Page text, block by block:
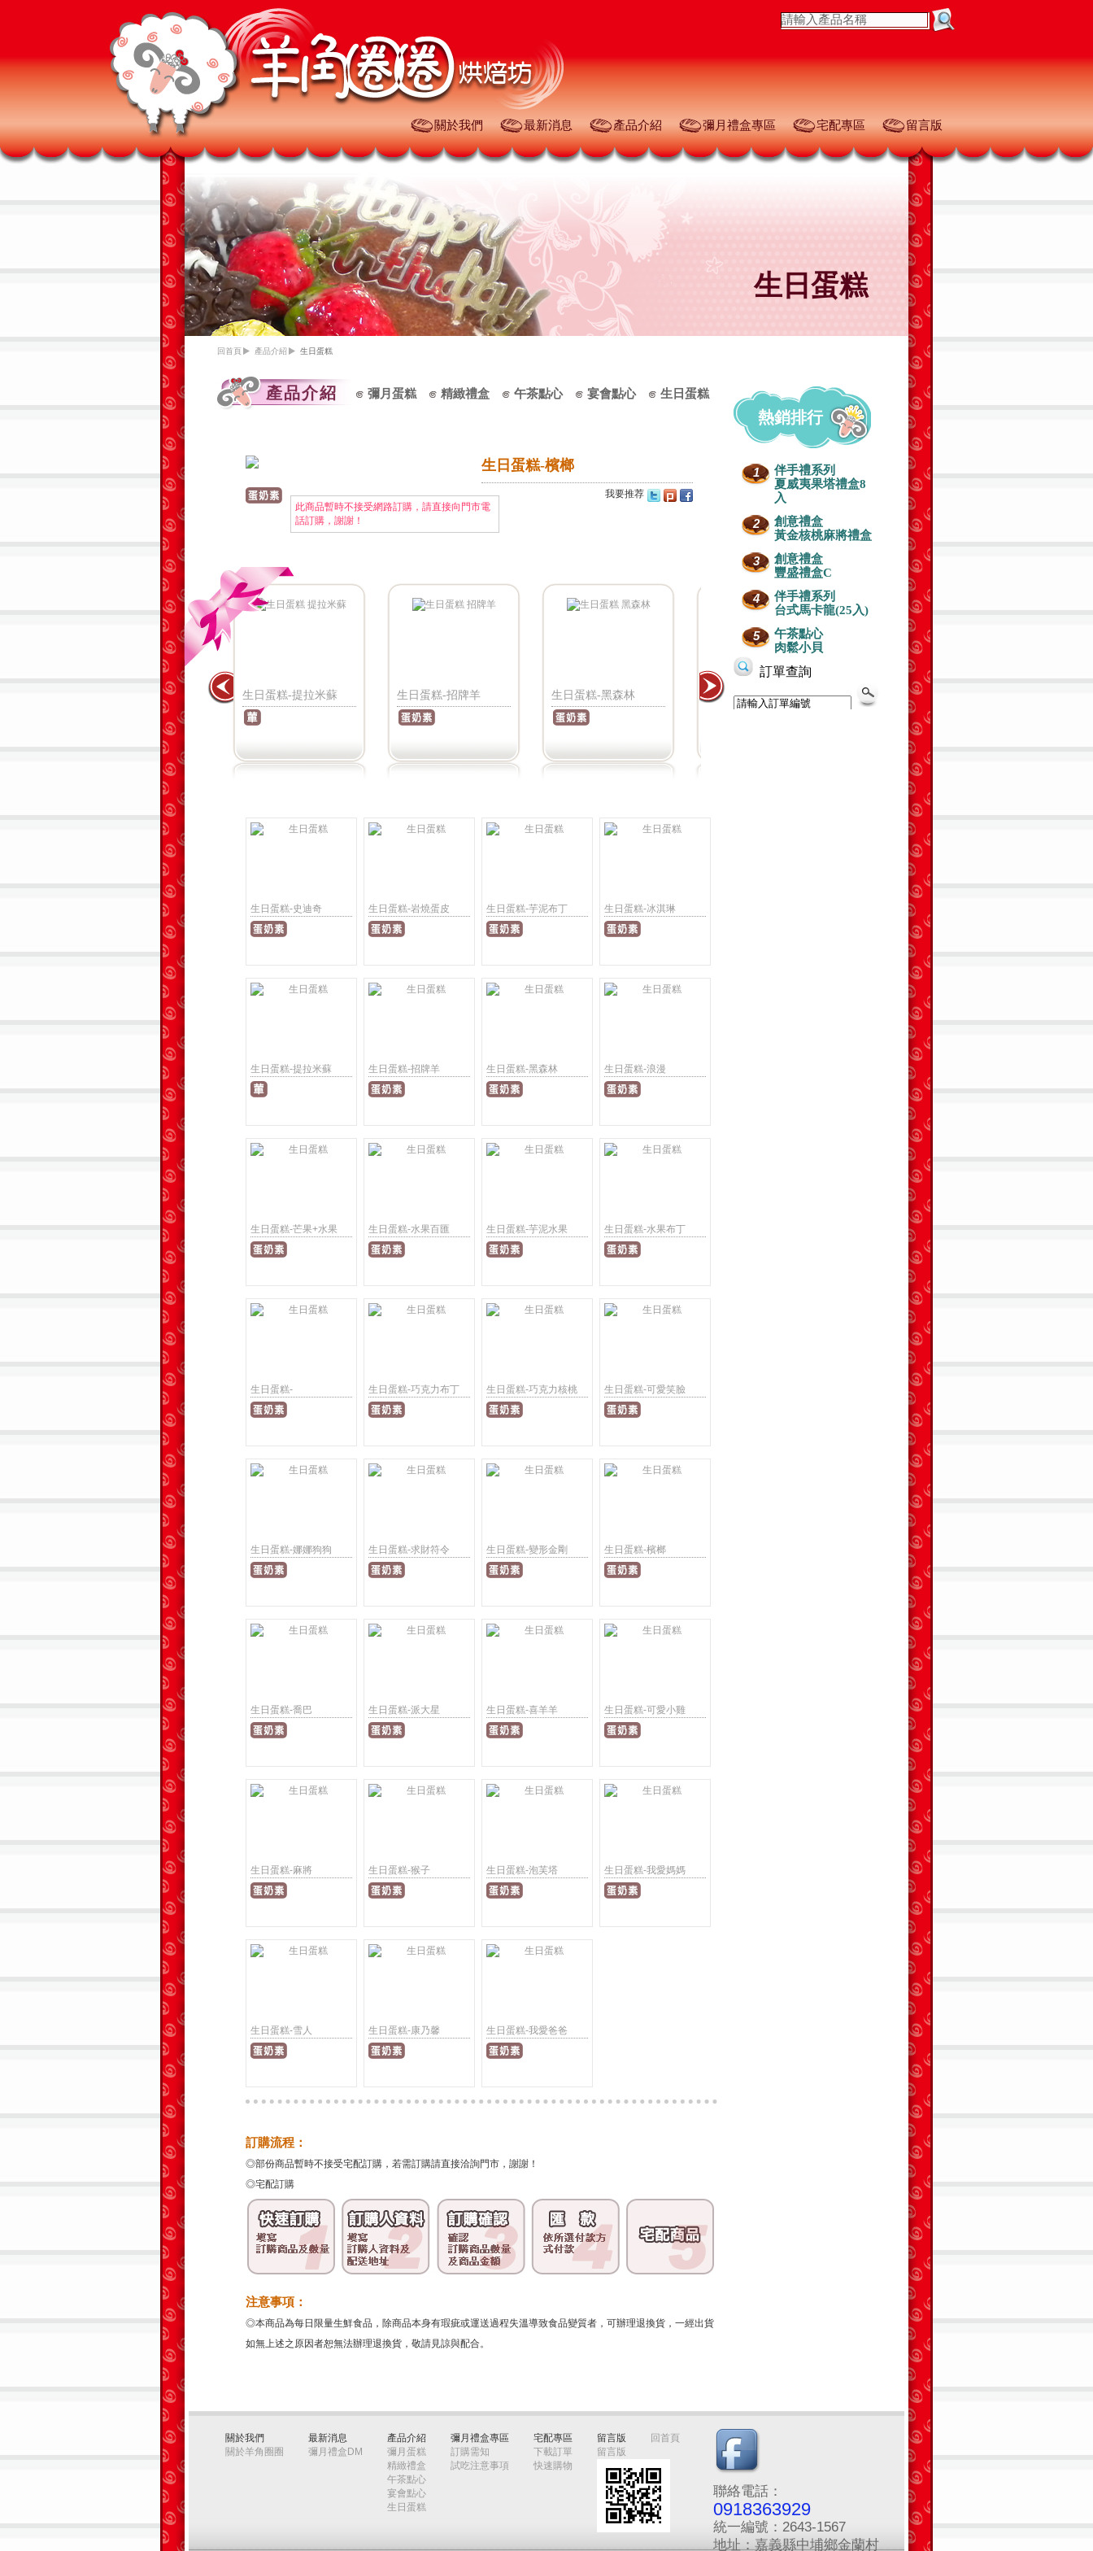
關於我們 最新消息 產品介紹 彌月禮盒專區 宅配專區 留言版
生日蛋糕
回首頁 產品介紹 生日蛋糕
產品介紹 彌月蛋糕 精緻禮盒 午茶點心 宴會點心 生日蛋糕
熱銷排行
1
伴手禮系列
夏威夷果塔禮盒8
入
2
創意禮盒
黃金核桃麻將禮盒
3
創意禮盒
豐盛禮盒C
4
伴手禮系列
台式馬卡龍(25入)
5
午茶點心
肉鬆小貝
生日蛋糕-檳榔
我要推荐
此商品暫時不接受網路訂購，請直接向門市電
話訂購，謝謝！
生日蛋糕-冰淇琳 生日蛋糕-提拉米蘇 生日蛋糕-招牌羊 生日蛋糕-黑森林 生日蛋糕-浪漫 生日蛋糕-芒果+水果
生日蛋糕-史迪奇 生日蛋糕-岩燒蛋皮 生日蛋糕-芋泥布丁 生日蛋糕-冰淇琳
生日蛋糕-提拉米蘇 生日蛋糕-招牌羊 生日蛋糕-黑森林 生日蛋糕-浪漫
生日蛋糕-芒果+水果 生日蛋糕-水果百匯 生日蛋糕-芋泥水果 生日蛋糕-水果布丁
生日蛋糕- 生日蛋糕-巧克力布丁 生日蛋糕-巧克力核桃 生日蛋糕-可愛笑臉
生日蛋糕-娜娜狗狗 生日蛋糕-求財符令 生日蛋糕-變形金剛 生日蛋糕-檳榔
生日蛋糕-喬巴 生日蛋糕-派大星 生日蛋糕-喜羊羊 生日蛋糕-可愛小雞
生日蛋糕-麻將 生日蛋糕-猴子 生日蛋糕-泡芙塔 生日蛋糕-我愛媽媽
生日蛋糕-雪人 生日蛋糕-康乃馨 生日蛋糕-我愛爸爸
訂購流程：
◎部份商品暫時不接受宅配訂購，若需訂購請直接洽詢門市，謝謝！
◎宅配訂購
注意事項：
◎本商品為每日限量生鮮食品，除商品本身有瑕疵或運送過程失溫導致食品變質者，可辦理退換貨，一經出貨
如無上述之原因者恕無法辦理退換貨，敬請見諒與配合。
關於我們
關於羊角圈圈
最新消息
彌月禮盒DM
產品介紹
彌月蛋糕
精緻禮盒
午茶點心
宴會點心
生日蛋糕
彌月禮盒專區
訂購需知
試吃注意事項
宅配專區
下載訂單
快速購物
留言版
留言版
回首頁
聯絡電話：
0918363929
統一編號：2643-1567
地址：嘉義縣中埔鄉金蘭村